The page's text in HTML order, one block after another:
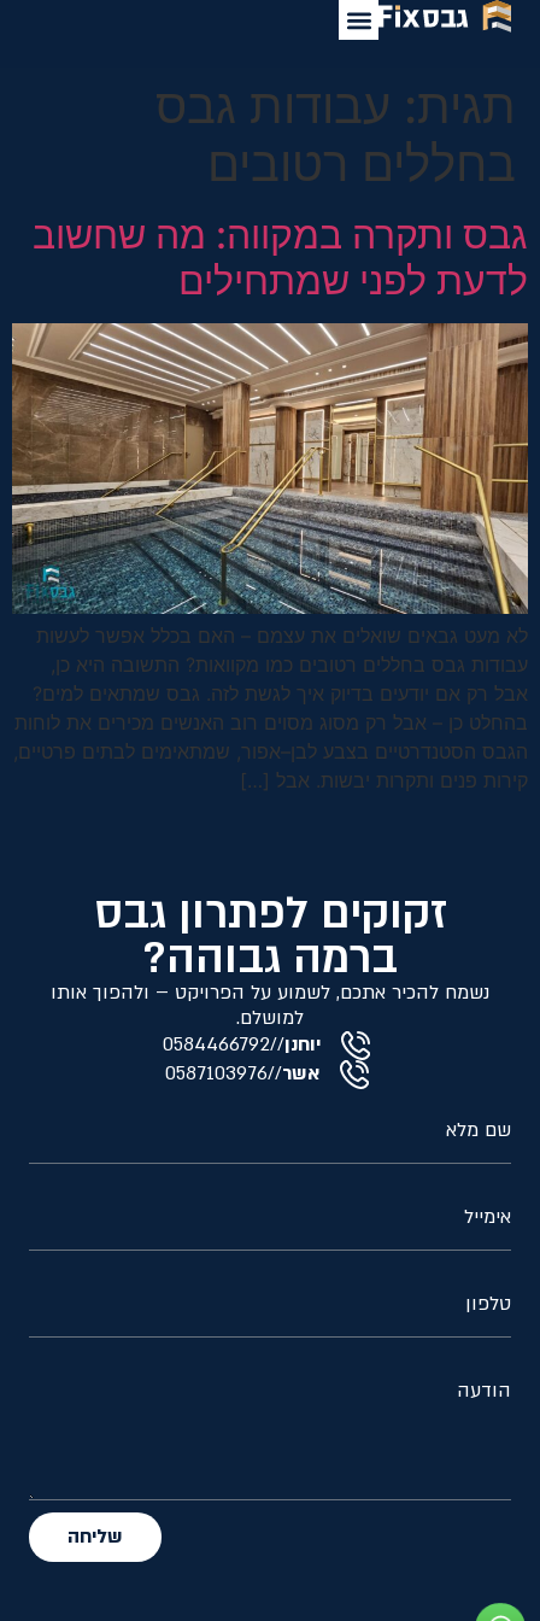
לתוכן
תגית: עבודות גבס
בחללים רטובים
גבס ותקרה במקווה: מה שחשוב
לדעת לפני שמתחילים
לא מעט גבאים שואלים את עצמם – האם בכלל אפשר לעשות
עבודות גבס בחללים רטובים כמו מקוואות? התשובה היא כן,
אבל רק אם יודעים בדיוק איך לגשת לזה. גבס שמתאים למים?
בהחלט כן – אבל רק מסוג מסוים רוב האנשים מכירים את לוחות
הגבס הסטנדרטיים בצבע לבן–אפור, שמתאימים לבתים פרטיים,
קירות פנים ותקרות יבשות. אבל […]
זקוקים לפתרון גבס
ברמה גבוהה?
נשמח להכיר אתכם, לשמוע על הפרויקט – ולהפוך אותו
למושלם.
יוחנן//
0584466792
אשר//
0587103976
שם מלא
אימייל
טלפון
הודעה
שליחה